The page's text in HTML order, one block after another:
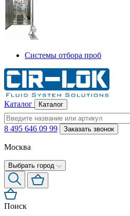
Системы отбора проб
Каталог Каталог
8 495 646 09 99 Заказать звонок
Москва
Выбрать город
Поиск